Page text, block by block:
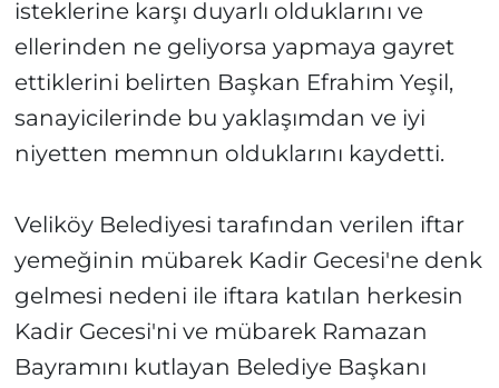
isteklerine karşı duyarlı olduklarını ve
ellerinden ne geliyorsa yapmaya gayret
ettiklerini belirten Başkan Efrahim Yeşil,
sanayicilerinde bu yaklaşımdan ve iyi
niyetten memnun olduklarını kaydetti.
Veliköy Belediyesi tarafından verilen iftar
yemeğinin mübarek Kadir Gecesi'ne denk
gelmesi nedeni ile iftara katılan herkesin
Kadir Gecesi'ni ve mübarek Ramazan
Bayramını kutlayan Belediye Başkanı